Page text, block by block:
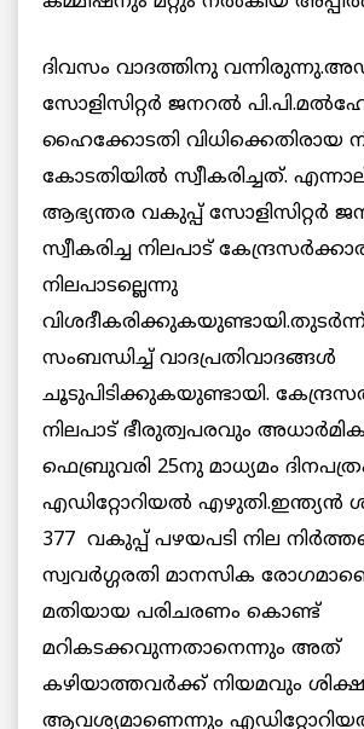
ദിവസം വാദത്തിനു
സോളിസിറ്റര്‍ ജനറല്‍
ഹൈക്കോടതി വിധിക്കെതിരായ
കോടതിയില്‍ സ്വീകരിച്ചത്.
ആഭ്യന്തര വകുപ്പ് സോളിസിറ്റര്‍
സ്വീകരിച്ച നിലപാട്
നിലപാടല്ലെന്നു
സംബന്ധിച്ച് വാദപ്രതിവാദങ്ങള്‍
ചൂടുപിടിക്കുകയുണ്ടായി.
നിലപാട് ഭീരുത്വപരവും
ഫെബ്രുവരി 25നു മാധ്യമം
എഡിറ്റോറിയല്‍ എഴുതി.ഇന്ത്യന്‍
377 വകുപ്പ് പഴയപടി നില
സ്വവര്‍ഗ്ഗരതി മാനസിക
മതിയായ പരിചരണം കൊണ്ട്
മറികടക്കവുന്നതാനെന്നും അത്
കഴിയാത്തവര്‍ക്ക് നിയമവും
ആവശ്യമാണെന്നും